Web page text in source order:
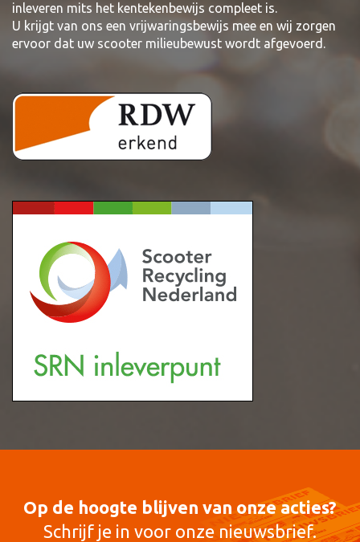
inleveren mits het kentekenbewijs compleet is.
U krijgt van ons een vrijwaringsbewijs mee en wij zorgen
ervoor dat uw scooter milieubewust wordt afgevoerd.
Op de hoogte blijven van onze acties?
Schrijf je in voor onze nieuwsbrief.